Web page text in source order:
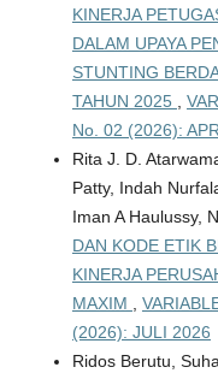
KINERJA
DALAM UPAYA
STUNTING
TAHUN 2025 ,
No. 02 (2026):
Rita J. D.
Patty, Indah
Iman A Haulussy,
DAN KODE ETIK
KINERJA
MAXIM ,
(2026): JULI 2026
Ridos Berutu,